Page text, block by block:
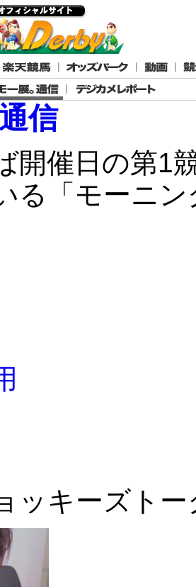
信
開催日の第1
る「モーニ
ッキーズト